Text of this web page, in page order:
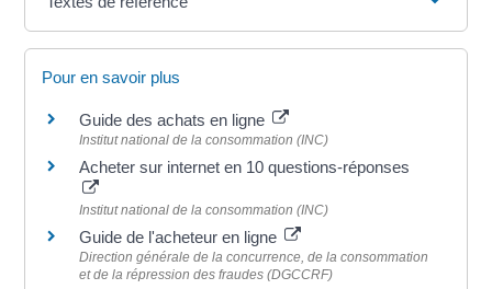
Pour en savoir plus
Guide des achats en ligne
Institut national de la consommation (INC)
Acheter sur internet en 10 questions-réponses
Institut national de la consommation (INC)
Guide de l'acheteur en ligne
Direction générale de la concurrence, de la consommation
et de la répression des fraudes (DGCCRF)